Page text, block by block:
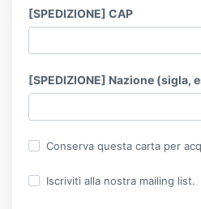
[SPEDIZIONE] CAP
[SPEDIZIONE] Nazione (sigla,
Conserva questa carta per
Iscriviti alla nostra mailing list.